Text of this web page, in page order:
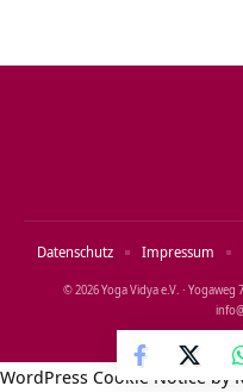
© 2026 Yoga Vidya e.V. · Yogaweg
Datenschutz Impressum
WordPress Cookie Notice by